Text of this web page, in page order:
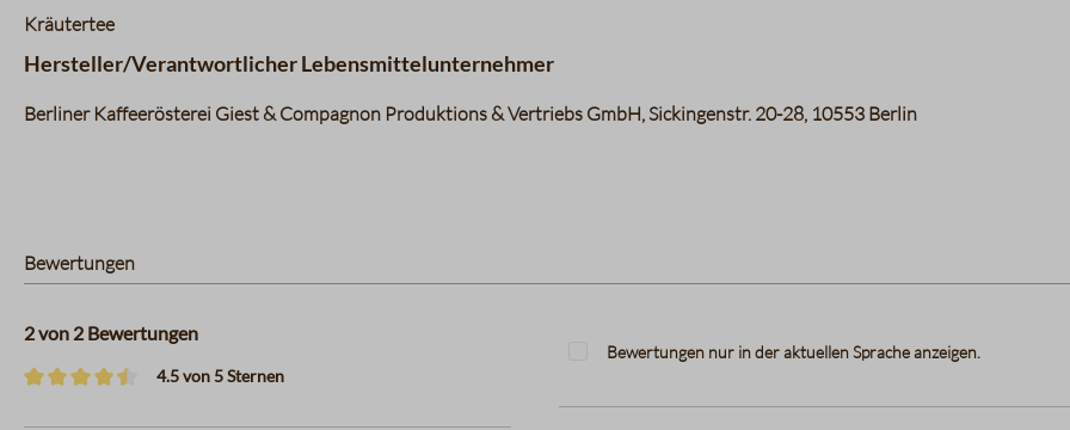
Kräutertee
Hersteller/Verantwortlicher Lebensmittelunternehmer
Berliner Kaffeerösterei Giest & Compagnon Produktions & Vertriebs GmbH, Sickingenstr. 20-28, 10553 Berlin
Bewertungen
2 von 2 Bewertungen
4.5 von 5 Sternen
Bewertungen nur in der aktuellen Sprache anzeigen.